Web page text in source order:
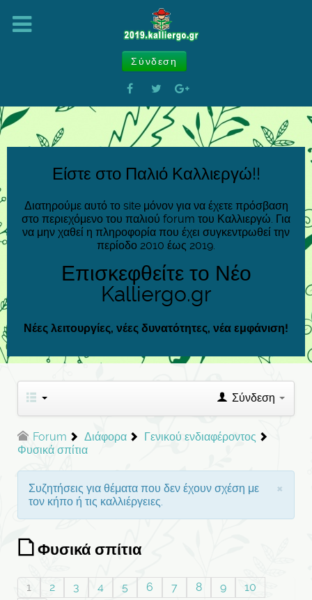
Σύνδεση
Είστε στο Παλιό Καλλιεργώ!!
Διατηρούμε αυτό το site μόνον για να έχετε πρόσβαση
στο περιεχόμενο του παλιού forum του Καλλιεργώ. Για
να μην χαθεί η πληροφορία που έχει συγκεντρωθεί την
περίοδο 2010 έως 2019.
Επισκεφθείτε το Νέο
Kalliergo.gr
Νέες λειτουργίες, νέες δυνατότητες, νέα εμφάνιση!
Σύνδεση
Forum Διάφορα
Γενικού ενδιαφέροντος
Φυσικά σπίτια
×
Συζητήσεις για θέματα που δεν έχουν σχέση με
τον κήπο ή τις καλλιέργειες.
Φυσικά σπίτια
1 2 3 4 5 6 7 8 9
10